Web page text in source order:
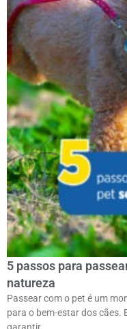
5 passos para
natureza
Passear com o pet é um
para o bem-estar dos cães.